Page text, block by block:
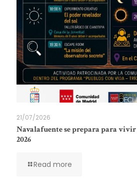
21/07/2026
Navalafuente se prepara para vivir
2026
Read more